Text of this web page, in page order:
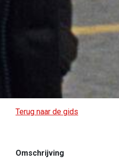
Terug naar de gids
Omschrijving